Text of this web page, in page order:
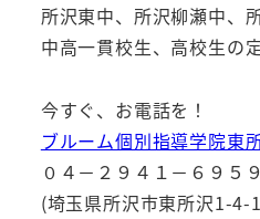
所沢東中、所沢柳瀬中、
中高一貫校生、高校生の
今すぐ、お電話を！
ブルーム個別指導学院東
０４－２９４１－６９５９
(埼玉県所沢市東所沢1-4-